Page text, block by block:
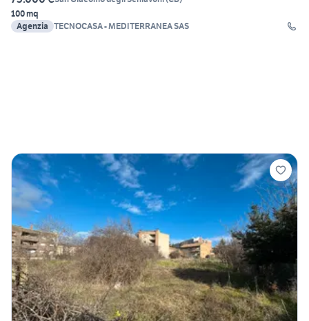
100 mq
Agenzia TECNOCASA - MEDITERRANEA SAS